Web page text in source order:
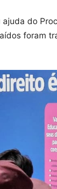
do
foram